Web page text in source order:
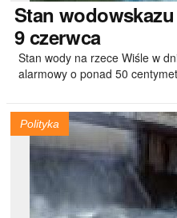
Stan
9 czerwca
Stan wody na rzece Wiśle w
alarmowy o ponad 50
Polityka